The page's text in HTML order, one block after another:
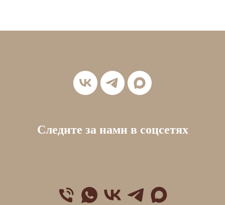
Следите за нами в соцсетях